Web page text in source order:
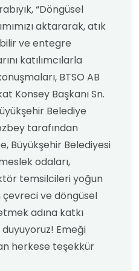
“Döngüsel
aktararak, atık
ve entegre
katılımcılarla
BTSO AB
Konsey Başkanı Sn.
Belediye
tarafından
Büyükşehir Belediyesi
odaları,
temsilcileri yoğun
ve döngüsel
adına katkı
Emeği
herkese teşekkür